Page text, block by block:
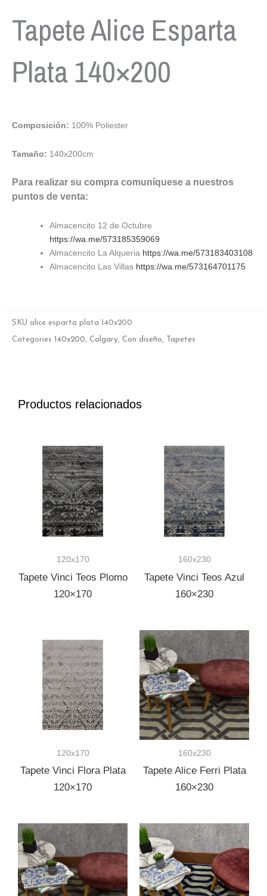
Tapete Alice Esparta
Plata 140×200
Composición: 100% Poliester
Tamaño: 140x200cm
Para realizar su compra comuníquese a nuestros
puntos de venta:
Almacencito 12 de Octubre
https://wa.me/573185359069
Almacencito La Alqueria https://wa.me/573183403108
Almacencito Las Villas https://wa.me/573164701175
SKU alice esparta plata 140x200
Categories 140x200 Calgary Con diseño Tapetes
Productos relacionados
120x170
Tapete Vinci Teos Plomo
120×170
160x230
Tapete Vinci Teos Azul
160×230
120x170
Tapete Vinci Flora Plata
120×170
160x230
Tapete Alice Ferri Plata
160×230